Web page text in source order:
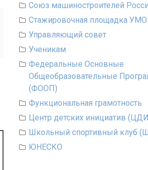
Союз машиностроителей
Стажировочная площадка
Управляющий совет
Ученикам
Федеральные Основные
Общеобразовательные
(ФООП)
Функциональная грамотность
Центр детских инициатив
Школьный спортивный клуб
ЮНЕСКО